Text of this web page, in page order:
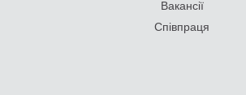
Вакансії
Співпраця